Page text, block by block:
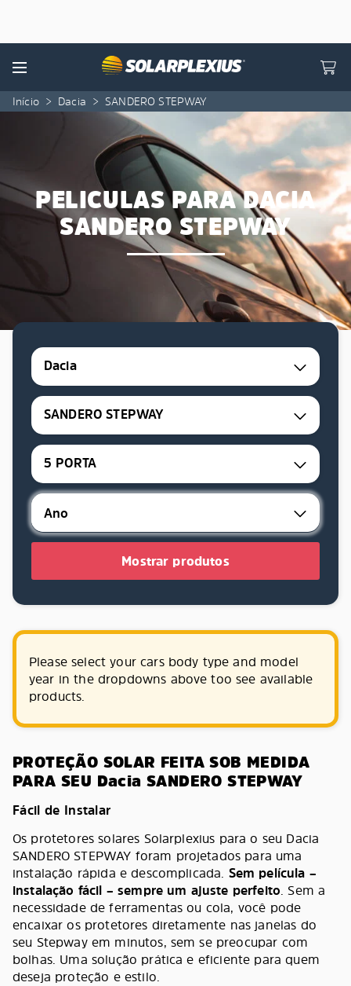
Menu
Início > Dacia > SANDERO STEPWAY
PELICULAS PARA DACIA
SANDERO STEPWAY
Dacia
SANDERO STEPWAY
5 PORTA
Mostrar produtos
Please select your cars body type and model
year in the dropdowns above too see available
products.
PROTEÇÃO SOLAR FEITA SOB MEDIDA
PARA SEU Dacia SANDERO STEPWAY
Fácil de Instalar
Os protetores solares Solarplexius para o seu Dacia
SANDERO STEPWAY foram projetados para uma
instalação rápida e descomplicada. Sem película –
instalação fácil – sempre um ajuste perfeito. Sem a
necessidade de ferramentas ou cola, você pode
encaixar os protetores diretamente nas janelas do
seu Stepway em minutos, sem se preocupar com
bolhas. Uma solução prática e eficiente para quem
deseja proteção e estilo.